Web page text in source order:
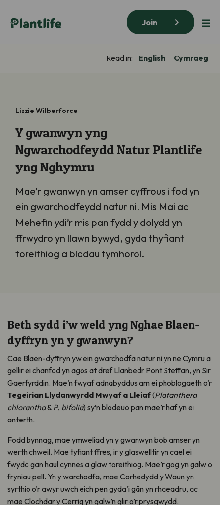
Join
Read in: English Cymraeg
Lizzie Wilberforce
Y gwanwyn yng
Ngwarchodfeydd Natur Plantlife
yng Nghymru
Mae’r gwanwyn yn amser cyffrous i fod yn
ein gwarchodfeydd natur ni. Mis Mai ac
Mehefin ydi’r mis pan fydd y dolydd yn
ffrwydro yn llawn bywyd, gyda thyfiant
toreithiog a blodau tymhorol.
Beth sydd i’w weld yng Nghae Blaen-
dyffryn yn y gwanwyn?
Cae Blaen-dyffryn yw ein gwarchodfa natur ni yn ne Cymru a
gellir ei chanfod yn agos at dref Llanbedr Pont Steffan, yn Sir
Gaerfyrddin. Mae’n fwyaf adnabyddus am ei phoblogaeth o’r
Tegeirian Llydanwyrdd Mwyaf a Lleiaf(Platanthera
chlorantha& P. bifolia) sy’n blodeuo pan mae’r haf yn ei
anterth.
Fodd bynnag, mae ymweliad yn y gwanwyn bob amser yn
werth chweil. Mae tyfiant ffres, ir y glaswelltir yn cael ei
fwydo gan haul cynnes a glaw toreithiog. Mae’r gog yn galw o
fryniau pell. Yn y warchodfa, mae Corhedydd y Waun yn
syrthio o’r awyr uwch eich pen gyda’i gân yn rhaeadru, ac
mae Clochdar y Cerrig yn galw’n glir o’r prysgwydd.